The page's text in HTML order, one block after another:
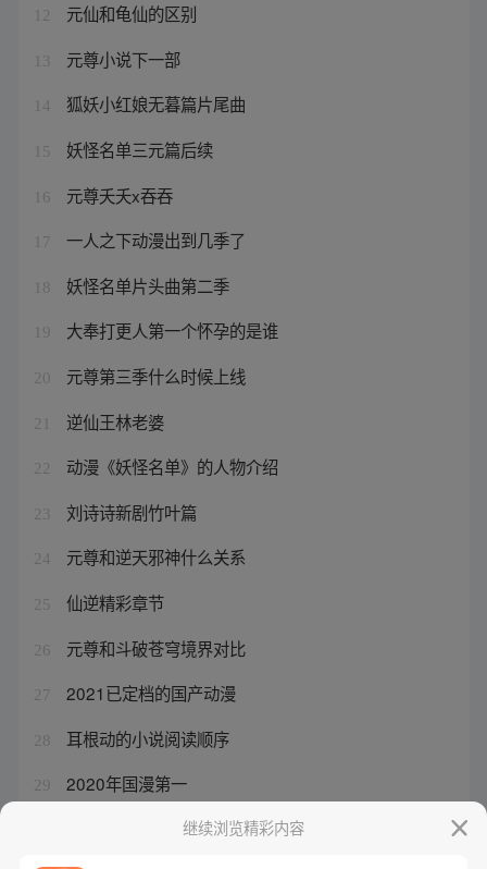
12 元仙和龟仙的区别
13 元尊小说下一部
14 狐妖小红娘无暮篇片尾曲
15 妖怪名单三元篇后续
16 元尊夭夭x吞吞
17 一人之下动漫出到几季了
18 妖怪名单片头曲第二季
19 大奉打更人第一个怀孕的是谁
20 元尊第三季什么时候上线
21 逆仙王林老婆
22 动漫《妖怪名单》的人物介绍
23 刘诗诗新剧竹叶篇
24 元尊和逆天邪神什么关系
25 仙逆精彩章节
26 元尊和斗破苍穹境界对比
27 2021已定档的国产动漫
28 耳根动的小说阅读顺序
29 2020年国漫第一
妖怪名单配音演员表继续浏览精彩内容